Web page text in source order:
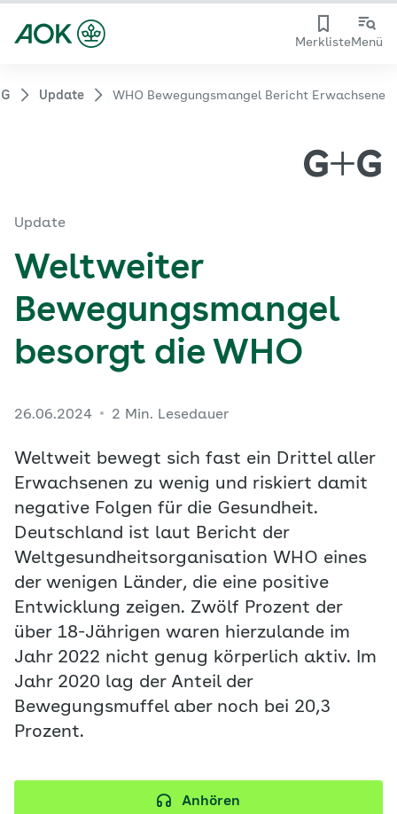
MerklisteMenü
Update WHO Bewegungsmangel Bericht Erwachsene
Update
Weltweiter
Bewegungsmangel
besorgt die WHO
26.06.2024 2 Min. Lesedauer
Weltweit bewegt sich fast ein Drittel aller
Erwachsenen zu wenig und riskiert damit
negative Folgen für die Gesundheit.
Deutschland ist laut Bericht der
Weltgesundheitsorganisation WHO eines
der wenigen Länder, die eine positive
Entwicklung zeigen. Zwölf Prozent der
über 18-Jährigen waren hierzulande im
Jahr 2022 nicht genug körperlich aktiv. Im
Jahr 2020 lag der Anteil der
Bewegungsmuffel aber noch bei 20,3
Prozent.
Anhören